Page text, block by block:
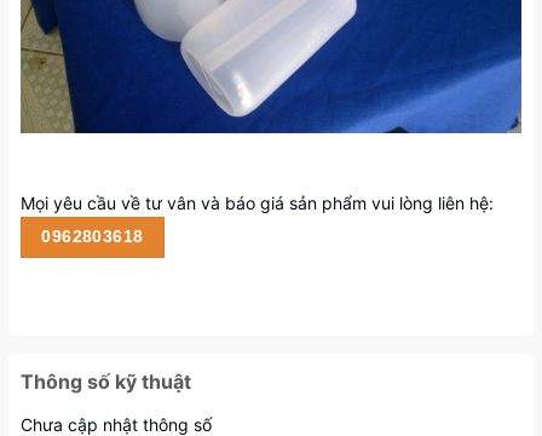
Mọi yêu cầu về tư vân và báo giá sản phẩm vui lòng liên hệ:
0962803618
Thông số kỹ thuật
Chưa cập nhật thông số